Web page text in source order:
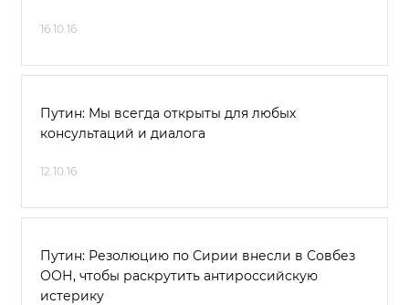
16.10.16
Путин: Мы всегда открыты для любых
консультаций и диалога
12.10.16
Путин: Резолюцию по Сирии внесли в Совбез
ООН, чтобы раскрутить антироссийскую
истерику